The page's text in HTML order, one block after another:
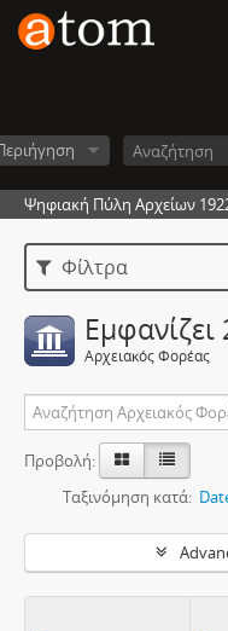
Ψηφιακή Πύλη Αρχείων
Φίλτρα
Αρχειακός Φορέας
Προβολή:
Ταξινόμηση κατά: